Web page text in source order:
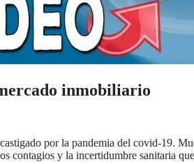
inmobiliario
por la pandemia del covid-19.
contagios y la incertidumbre sanitaria